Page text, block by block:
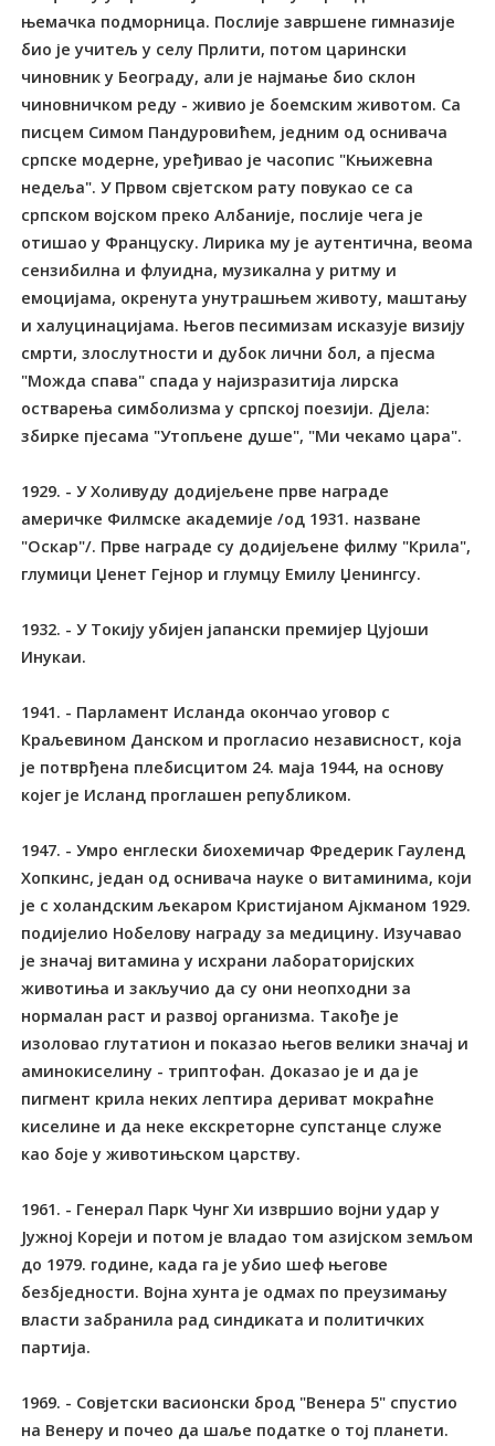
њемачка подморница. Послије завршене гимназије
био је учитељ у селу Прлити, потом царински
чиновник у Београду, али је најмање био склон
чиновничком реду - живио је боемским животом. Са
писцем Симом Пандуровићем, једним од оснивача
српске модерне, уређивао је часопис "Књижевна
недеља". У Првом свјетском рату повукао се са
српском војском преко Албаније, послије чега је
отишао у Француску. Лирика му је аутентична, веома
сензибилна и флуидна, музикална у ритму и
емоцијама, окренута унутрашњем животу, маштању
и халуцинацијама. Његов песимизам исказује визију
смрти, злослутности и дубок лични бол, а пјесма
"Можда спава" спада у најизразитија лирска
остварења симболизма у српској поезији. Дјела:
збирке пјесама "Утопљене душе", "Ми чекамо цара".
1929. - У Холивуду додијељене прве награде
америчке Филмске академије /од 1931. назване
"Оскар"/. Прве награде су додијељене филму "Крила",
глумици Џенет Гејнор и глумцу Емилу Џенингсу.
1932. - У Токију убијен јапански премијер Цујоши
Инукаи.
1941. - Парламент Исланда окончао уговор с
Краљевином Данском и прогласио независност, која
је потврђена плебисцитом 24. маја 1944, на основу
којег је Исланд проглашен републиком.
1947. - Умро енглески биохемичар Фредерик Гауленд
Хопкинс, један од оснивача науке о витаминима, који
је с холандским љекаром Кристијаном Ајкманом 1929.
подијелио Нобелову награду за медицину. Изучавао
је значај витамина у исхрани лабораторијских
животиња и закључио да су они неопходни за
нормалан раст и развој организма. Такође је
изоловао глутатион и показао његов велики значај и
аминокиселину - триптофан. Доказао је и да је
пигмент крила неких лептира дериват мокраћне
киселине и да неке екскреторне супстанце служе
као боје у животињском царству.
1961. - Генерал Парк Чунг Хи извршио војни удар у
Јужној Кореји и потом је владао том азијском земљом
до 1979. године, када га је убио шеф његове
безбједности. Војна хунта је одмах по преузимању
власти забранила рад синдиката и политичких
партија.
1969. - Совјетски васионски брод "Венера 5" спустио
на Венеру и почео да шаље податке о тој планети.